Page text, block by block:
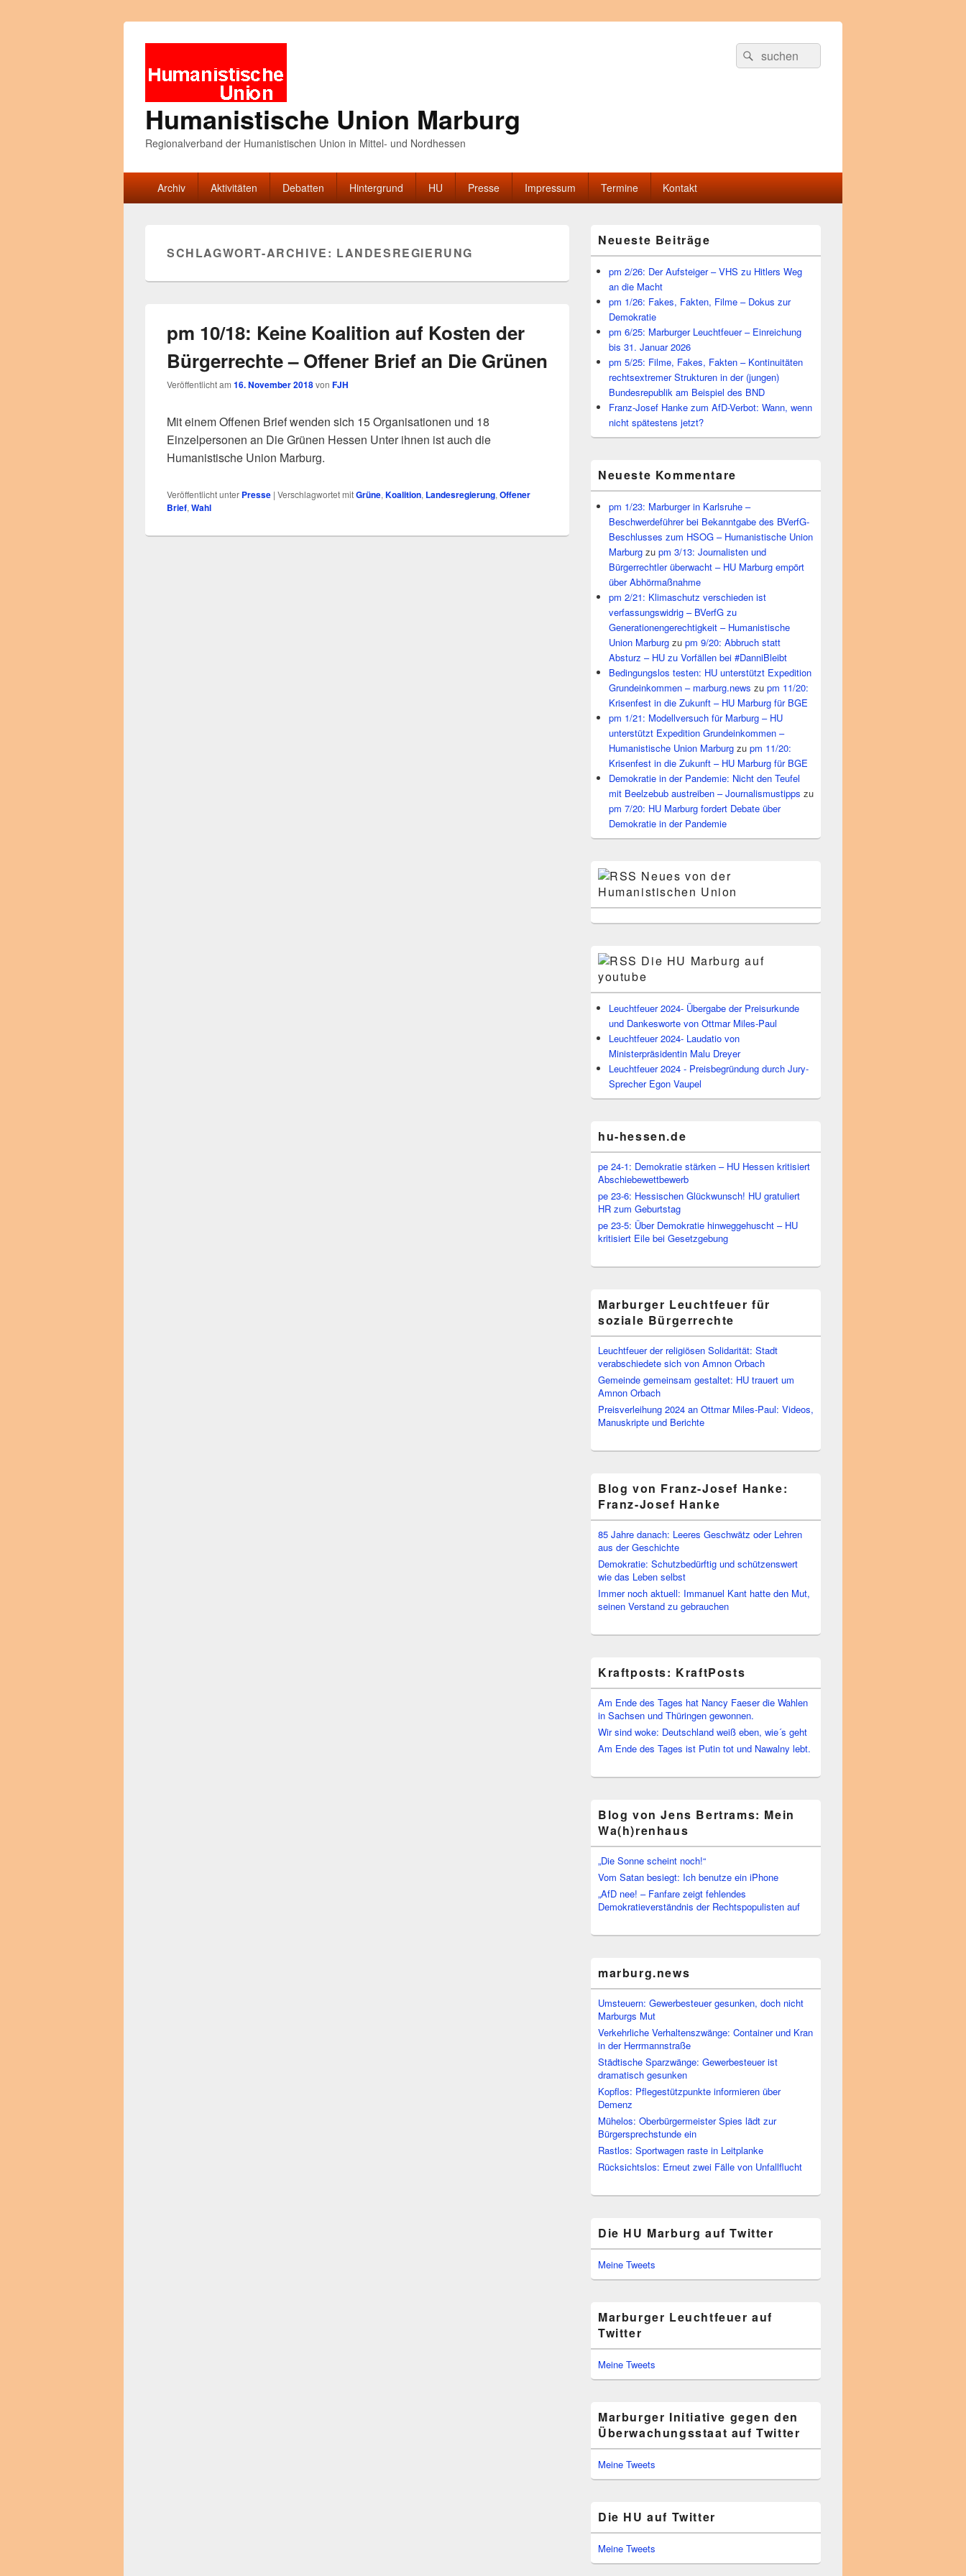
Humanistische Union Marburg
Regionalverband der Humanistischen Union in Mittel- und Nordhessen
Suche
nach:
Suchen
Primäres
Menü Archiv Aktivitäten Debatten Hintergrund HU Presse Impressum Termine Kontakt
SCHLAGWORT-ARCHIVE: LANDESREGIERUNG
pm 10/18: Keine Koalition auf Kosten der
Bürgerrechte – Offener Brief an Die Grünen
Veröffentlicht am 16. November 2018von FJH
Mit einem Offenen Brief wenden sich 15 Organisationen und 18
Einzelpersonen an Die Grünen Hessen Unter ihnen ist auch die
Humanistische Union Marburg.
Veröffentlicht unter Presse | Verschlagwortet mitGrüne, Koalition, Landesregierung, Offener
Brief, Wahl
Seitenleisten
Widget-
Bereich
Neueste Beiträge
pm 2/26: Der Aufsteiger – VHS zu Hitlers Weg
an die Macht
pm 1/26: Fakes, Fakten, Filme – Dokus zur
Demokratie
pm 6/25: Marburger Leuchtfeuer – Einreichung
bis 31. Januar 2026
pm 5/25: Filme, Fakes, Fakten – Kontinuitäten
rechtsextremer Strukturen in der (jungen)
Bundesrepublik am Beispiel des BND
Franz-Josef Hanke zum AfD-Verbot: Wann, wenn
nicht spätestens jetzt?
Neueste Kommentare
pm 1/23: Marburger in Karlsruhe –
Beschwerdeführer bei Bekanntgabe des BVerfG-
Beschlusses zum HSOG – Humanistische Union
Marburg zu pm 3/13: Journalisten und
Bürgerrechtler überwacht – HU Marburg empört
über Abhörmaßnahme
pm 2/21: Klimaschutz verschieden ist
verfassungswidrig – BVerfG zu
Generationengerechtigkeit – Humanistische
Union Marburg zu pm 9/20: Abbruch statt
Absturz – HU zu Vorfällen bei #DanniBleibt
Bedingungslos testen: HU unterstützt Expedition
Grundeinkommen – marburg.news zu pm 11/20:
Krisenfest in die Zukunft – HU Marburg für BGE
pm 1/21: Modellversuch für Marburg – HU
unterstützt Expedition Grundeinkommen –
Humanistische Union Marburg zu pm 11/20:
Krisenfest in die Zukunft – HU Marburg für BGE
Demokratie in der Pandemie: Nicht den Teufel
mit Beelzebub austreiben – Journalismustipps zu
pm 7/20: HU Marburg fordert Debate über
Demokratie in der Pandemie
Neues von der
Humanistischen Union
Die HU Marburg auf
youtube
Leuchtfeuer 2024- Übergabe der Preisurkunde
und Dankesworte von Ottmar Miles-Paul
Leuchtfeuer 2024- Laudatio von
Ministerpräsidentin Malu Dreyer
Leuchtfeuer 2024 - Preisbegründung durch Jury-
Sprecher Egon Vaupel
hu-hessen.de
pe 24-1: Demokratie stärken – HU Hessen kritisiert
Abschiebewettbewerb
pe 23-6: Hessischen Glückwunsch! HU gratuliert
HR zum Geburtstag
pe 23-5: Über Demokratie hinweggehuscht – HU
kritisiert Eile bei Gesetzgebung
Marburger Leuchtfeuer für
soziale Bürgerrechte
Leuchtfeuer der religiösen Solidarität: Stadt
verabschiedete sich von Amnon Orbach
Gemeinde gemeinsam gestaltet: HU trauert um
Amnon Orbach
Preisverleihung 2024 an Ottmar Miles-Paul: Videos,
Manuskripte und Berichte
Blog von Franz-Josef Hanke:
Franz-Josef Hanke
85 Jahre danach: Leeres Geschwätz oder Lehren
aus der Geschichte
Demokratie: Schutzbedürftig und schützenswert
wie das Leben selbst
Immer noch aktuell: Immanuel Kant hatte den Mut,
seinen Verstand zu gebrauchen
Kraftposts: KraftPosts
Am Ende des Tages hat Nancy Faeser die Wahlen
in Sachsen und Thüringen gewonnen.
Wir sind woke: Deutschland weiß eben, wie´s geht
Am Ende des Tages ist Putin tot und Nawalny lebt.
Blog von Jens Bertrams: Mein
Wa(h)renhaus
„Die Sonne scheint noch!“
Vom Satan besiegt: Ich benutze ein iPhone
„AfD nee! – Fanfare zeigt fehlendes
Demokratieverständnis der Rechtspopulisten auf
marburg.news
Umsteuern: Gewerbesteuer gesunken, doch nicht
Marburgs Mut
Verkehrliche Verhaltenszwänge: Container und Kran
in der Herrmannstraße
Städtische Sparzwänge: Gewerbesteuer ist
dramatisch gesunken
Kopflos: Pflegestützpunkte informieren über
Demenz
Mühelos: Oberbürgermeister Spies lädt zur
Bürgersprechstunde ein
Rastlos: Sportwagen raste in Leitplanke
Rücksichtslos: Erneut zwei Fälle von Unfallflucht
Die HU Marburg auf Twitter
Meine Tweets
Marburger Leuchtfeuer auf
Twitter
Meine Tweets
Marburger Initiative gegen den
Überwachungsstaat auf Twitter
Meine Tweets
Die HU auf Twitter
Meine Tweets